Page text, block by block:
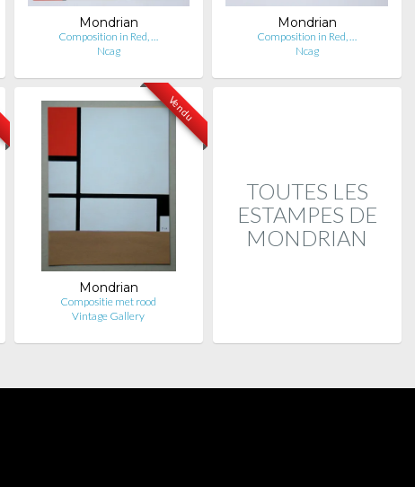
Mondrian
Composition in Red, …
Ncag
Mondrian
Composition in Red, …
Ncag
Vendu
Mondrian
Compositie met rood
Vintage Gallery
TOUTES LES
ESTAMPES DE
MONDRIAN